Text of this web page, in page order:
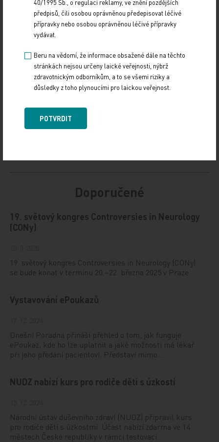
Zdroj: ČTK
Sdílejte článek
Doporučené
19. světový kongres Controversies in Neurology
(CONy)
19. světový kongres Controversies in Neurology (CONy)
se bude konat v termínu 20.–22. března 2025 v Praze.
Vystavování ePoukazů
Dnešní Poradna přináší přehled o tom, jak funguje
ePoukaz, kde ho lze uplatnit a jaké možnosti má lékař
při jeho předání pacientovi. Představí mimo…
NUDZ nabízí kurs pro rodiče dětí s úzkostí
Národní ústav duševního zdraví (NUDZ) připravil kurs
pro rodiče dětí s úzkostmi. Účast nabízí zdarma ve 14
městech České republiky v rámci testovací…
40/1995 Sb., o regulaci reklamy, ve znění pozdějších
předpisů, čili osobou oprávněnou předepisovat léčivé
přípravky nebo osobou oprávněnou léčivé přípravky
vydávat.
Beru na vědomí, že informace obsažené dále na těchto
stránkách nejsou určeny laické veřejnosti, nýbrž
zdravotnickým odborníkům, a to se všemi riziky a
důsledky z toho plynoucími pro laickou veřejnost.
POTVRDIT